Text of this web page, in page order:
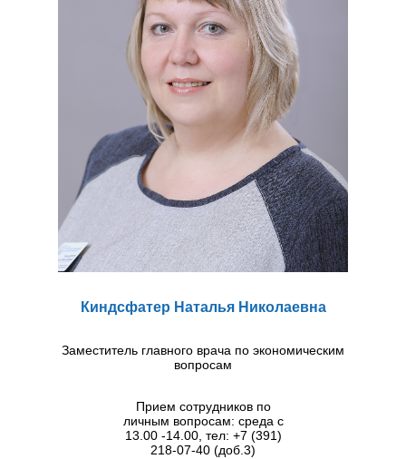
Киндсфатер Наталья Николаевна
Заместитель главного врача по экономическим
вопросам
Прием сотрудников по
личным вопросам: среда с
13.00 -14.00, тел: +7 (391)
218-07-40 (доб.3)